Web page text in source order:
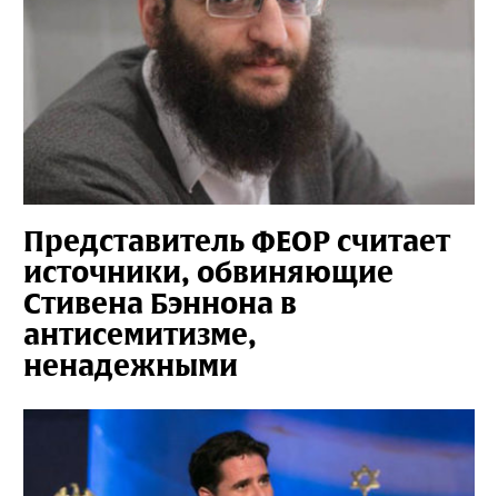
Представитель ФЕОР считает
источники, обвиняющие
Стивена Бэннона в
антисемитизме,
ненадежными